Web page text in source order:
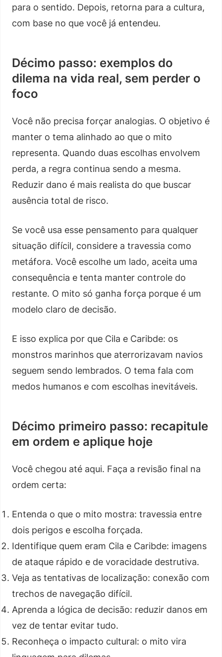
para o sentido. Depois, retorna para a cultura,
com base no que você já entendeu.
Décimo passo: exemplos do
dilema na vida real, sem perder o
foco
Você não precisa forçar analogias. O objetivo é
manter o tema alinhado ao que o mito
representa. Quando duas escolhas envolvem
perda, a regra continua sendo a mesma.
Reduzir dano é mais realista do que buscar
ausência total de risco.
Se você usa esse pensamento para qualquer
situação difícil, considere a travessia como
metáfora. Você escolhe um lado, aceita uma
consequência e tenta manter controle do
restante. O mito só ganha força porque é um
modelo claro de decisão.
E isso explica por que Cila e Caribde: os
monstros marinhos que aterrorizavam navios
seguem sendo lembrados. O tema fala com
medos humanos e com escolhas inevitáveis.
Décimo primeiro passo: recapitule
em ordem e aplique hoje
Você chegou até aqui. Faça a revisão final na
ordem certa:
Entenda o que o mito mostra: travessia entre
dois perigos e escolha forçada.
Identifique quem eram Cila e Caribde: imagens
de ataque rápido e de voracidade destrutiva.
Veja as tentativas de localização: conexão com
trechos de navegação difícil.
Aprenda a lógica de decisão: reduzir danos em
vez de tentar evitar tudo.
Reconheça o impacto cultural: o mito vira